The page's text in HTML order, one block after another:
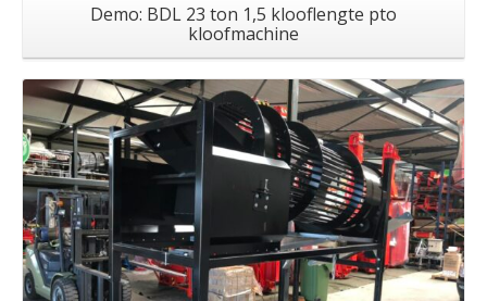
Demo: BDL 23 ton 1,5 klooflengte pto
kloofmachine